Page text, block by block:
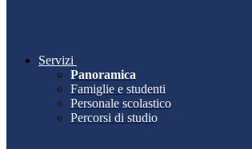
Servizi
Panoramica
Famiglie e studenti
Personale scolastico
Percorsi di studio